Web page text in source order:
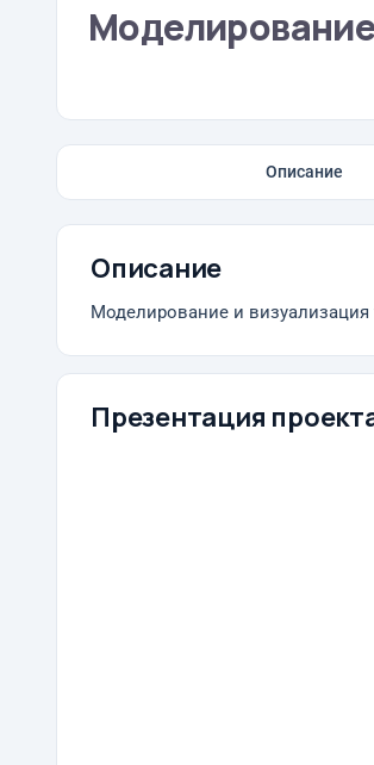
Моделирование
Описание
Описание
Моделирование и визуализация
Презентация